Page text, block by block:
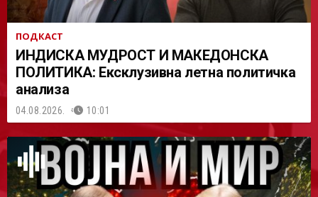
ПОДКАСТ
ИНДИСКА МУДРОСТ И МАКЕДОНСКА
ПОЛИТИКА: Ексклузивна летна политичка
анализа
04.08.2026. 10:01